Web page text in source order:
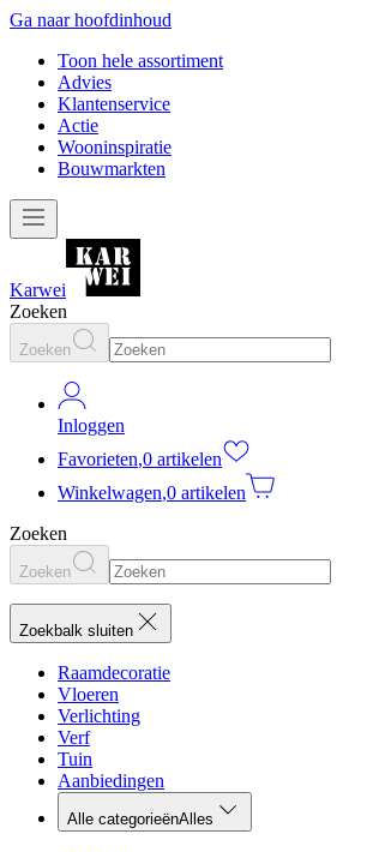
Ga naar hoofdinhoud
Toon hele assortiment
Advies
Klantenservice
Actie
Wooninspiratie
Bouwmarkten
Karwei
Zoeken
Zoeken
Inloggen
Favorieten,0 artikelen
Winkelwagen,0 artikelen
Zoeken
Zoeken
Zoekbalk sluiten
Raamdecoratie
Vloeren
Verlichting
Verf
Tuin
Aanbiedingen
Alle categorieënAlles